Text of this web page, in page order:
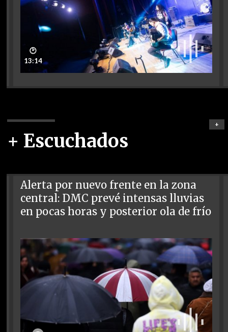
🕑
13:14
+ Escuchados
+
Alerta por nuevo frente en la zona
central: DMC prevé intensas lluvias
en pocas horas y posterior ola de frío